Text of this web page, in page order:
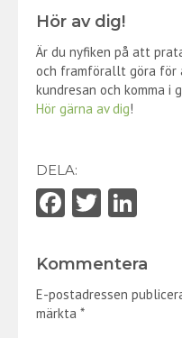
Hör av dig!
Är du nyfiken på att
och framförallt göra för
kundresan och komma i
Hör gärna av dig!
DELA:
Fa
b
o
o
T
itt
er
e
dI
Kommentera
E-postadressen
märkta *